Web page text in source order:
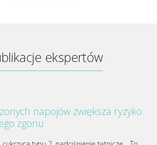
ekspertów
napojów zwiększa ryzyko
zgonu